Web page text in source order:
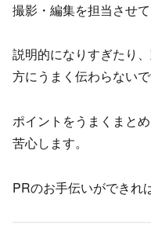
撮影・編集を担当させて
説明的になりすぎたり
方にうまく伝わらないで
ポイントをうまくまと
苦心します。
PRのお手伝いができれ